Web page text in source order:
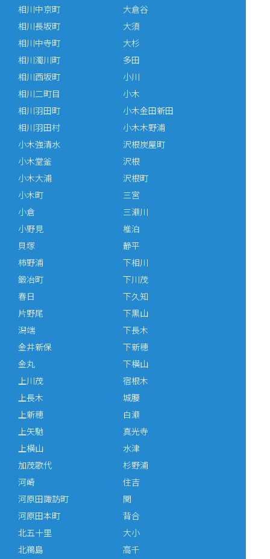
相川中京町
相川長坂町
相川中寺町
相川濁川町
相川西坂町
相川二町目
相川羽田町
相川羽田村
大倉谷
大須
大杉
多田
小川
小木
小木金田新田
小木木野浦
小木強清水
小木堂釜
小木大浦
小木町
小倉
小野見
貝塚
柿野浦
鍛冶町
春日
片野尾
潟端
金井新保
金丸
上川茂
上長木
上新穂
上矢馳
上横山
加茂歌代
河崎
河原田諏訪町
河原田本町
北五十里
北鵜島
沢根炭屋町
沢根
沢根町
三宮
三瀬川
椎泊
静平
下相川
下川茂
下久知
下黒山
下長木
下新穂
下横山
宿根木
城腰
白瀬
真光寺
水津
杉野浦
住吉
関
背合
大小
高千